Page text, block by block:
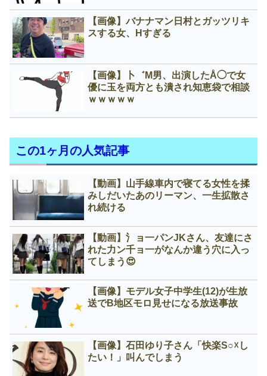
【画像】バナナマン日村とガッツリキ
スする女、Нすぎる
【画像】卜゛M男、出演したÅ◯で女
優に玉を両方とも潰され知恵袋で相談
ｗｗｗｗｗ
この1ヶ月の人気記事
【動画】山手線車内で寝てる女性を揉
みしだいたあのリーマン、一生拡散さ
れ続ける
【動画】氵ョ一パンJKさん、友達にさ
れた力ン千ョ一がなんか違う穴に入っ
てしまう😍
【画像】モデル女子中学生(12)が生放
送でB地区モロ見せになる放送事故
【画像】石田ゆり子さん「快楽S○☓し
たい！」叫んでしまう